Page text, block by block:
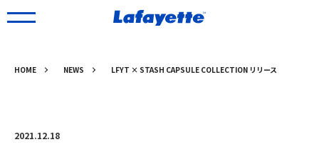
HOME NEWS LFYT × STASH CAPSULE COLLECTION リリース
2021.12.18